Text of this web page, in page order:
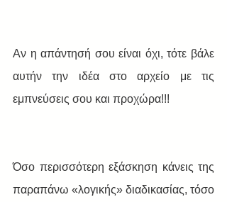
Αν η απάντησή σου είναι όχι, τότε βάλε
αυτήν την ιδέα στο αρχείο με τις
εμπνεύσεις σου και προχώρα!!!
Όσο περισσότερη εξάσκηση κάνεις της
παραπάνω «λογικής» διαδικασίας, τόσο